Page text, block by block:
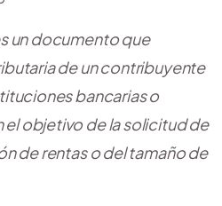
un documento que
de un contribuyente
bancarias o
objetivo de la solicitud de
de rentas o del tamaño de